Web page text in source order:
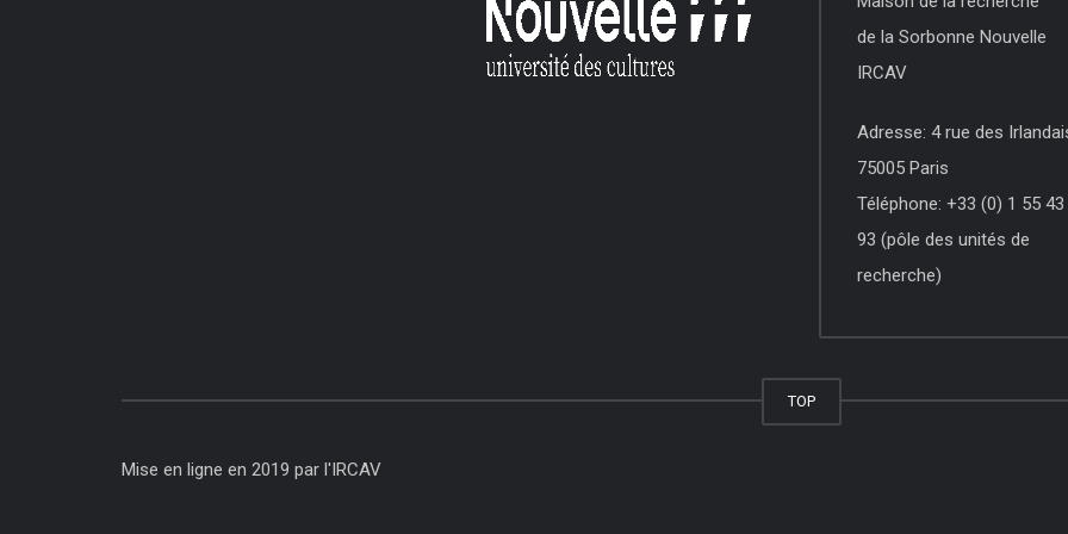
de la Sorbonne Nouvelle
IRCAV
Adresse: 4 rue des
75005 Paris
Téléphone: +33 (0) 1 55 43
93 (pôle des unités de
recherche)
TOP
Mise en ligne en 2019 par l'IRCAV